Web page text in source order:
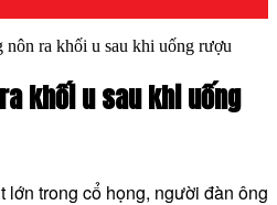
nôn ra khối u sau khi uống rượu
khối u sau khi uống
lớn trong cổ họng, người đàn ông